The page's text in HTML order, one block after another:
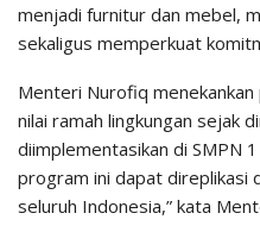
menjadi furnitur dan mebel,
sekaligus memperkuat
Menteri Nurofiq menekankan
nilai ramah lingkungan sejak
diimplementasikan di SMPN
program ini dapat direplikasi
seluruh Indonesia,” kata